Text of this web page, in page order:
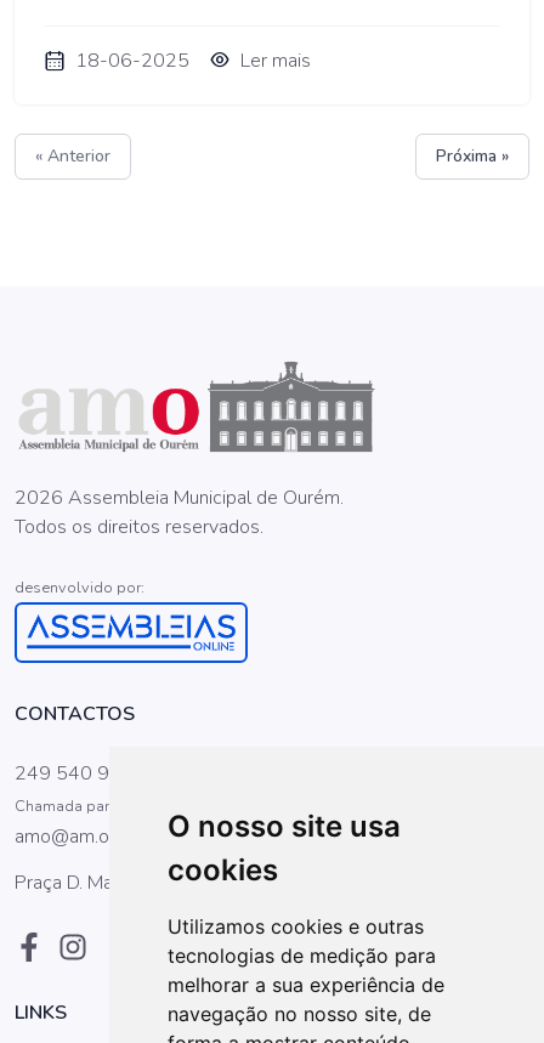
O nosso site usa
cookies
Utilizamos cookies e outras
tecnologias de medição para
melhorar a sua experiência de
navegação no nosso site, de
18-06-2025 Ler mais
« Anterior Próxima »
2026 Assembleia Municipal de Ourém.
Todos os direitos reservados.
desenvolvido por:
CONTACTOS
249 540 900
Chamada para a rede fixa nacional
amo@am.ourem.pt
Praça D. Maria II, 1 2490-499 Ourém
LINKS